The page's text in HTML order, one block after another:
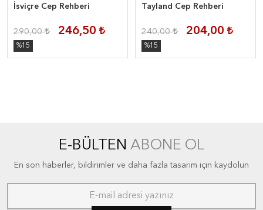
İsviçre Cep Rehberi
290,00 246,50
%15
Tayland Cep Rehberi
240,00 204,00
%15
E-BÜLTEN ABONE OL
En son haberler, bildirimler ve daha fazla tasarım için kaydolun